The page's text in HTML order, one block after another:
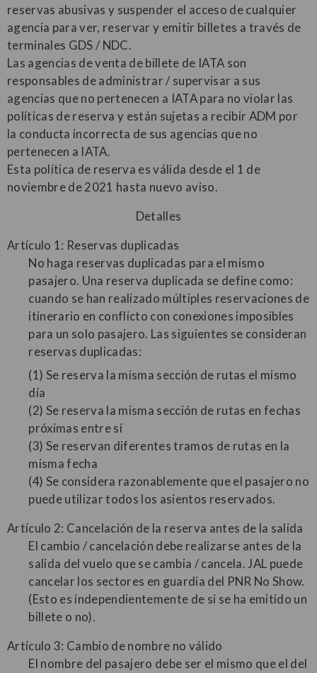
reservas abusivas y suspender el acceso de cualquier
agencia para ver, reservar y emitir billetes a través de
terminales GDS / NDC.
Las agencias de venta de billete de IATA son
responsables de administrar / supervisar a sus
agencias que no pertenecen a IATA para no violar las
políticas de reserva y están sujetas a recibir ADM por
la conducta incorrecta de sus agencias que no
pertenecen a IATA.
Esta política de reserva es válida desde el 1 de
noviembre de 2021 hasta nuevo aviso.
Detalles
Artículo 1: Reservas duplicadas
No haga reservas duplicadas para el mismo
pasajero. Una reserva duplicada se define como:
cuando se han realizado múltiples reservaciones de
itinerario en conflicto con conexiones imposibles
para un solo pasajero. Las siguientes se consideran
reservas duplicadas:
(1) Se reserva la misma sección de rutas el mismo
día
(2) Se reserva la misma sección de rutas en fechas
próximas entre sí
(3) Se reservan diferentes tramos de rutas en la
misma fecha
(4) Se considera razonablemente que el pasajero no
puede utilizar todos los asientos reservados.
Artículo 2: Cancelación de la reserva antes de la salida
El cambio / cancelación debe realizarse antes de la
salida del vuelo que se cambia / cancela. JAL puede
cancelar los sectores en guardia del PNR No Show.
(Esto es independientemente de si se ha emitido un
billete o no).
Artículo 3: Cambio de nombre no válido
El nombre del pasajero debe ser el mismo que el del